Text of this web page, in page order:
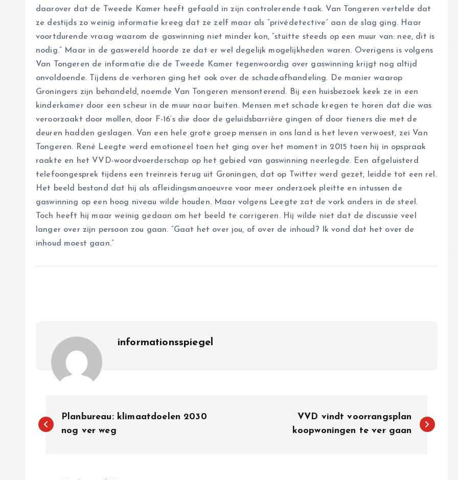
daarover dat de Tweede Kamer heeft gefaald in zijn controlerende taak. Van Tongeren vertelde dat
ze destijds zo weinig informatie kreeg dat ze zelf maar als “privédetective” aan de slag ging. Haar
voortdurende vraag waarom de gaswinning niet minder kon, “stuitte steeds op een muur van: nee, dit is
nodig.” Maar in de gaswereld hoorde ze dat er wel degelijk mogelijkheden waren. Overigens is volgens
Van Tongeren de informatie die de Tweede Kamer tegenwoordig over gaswinning krijgt nog altijd
onvoldoende. Tijdens de verhoren ging het ook over de schadeafhandeling. De manier waarop
Groningers zijn behandeld, noemde Van Tongeren mensonterend. Bij een huisbezoek keek ze in een
kinderkamer door een scheur in de muur naar buiten. Mensen met schade kregen te horen dat die was
veroorzaakt door mollen, door F-16’s die door de geluidsbarrière gingen of door tieners die met de
deuren hadden geslagen. Van een hele grote groep mensen in ons land is het leven verwoest, zei Van
Tongeren. René Leegte werd emotioneel toen het ging over het moment in 2015 toen hij in opspraak
raakte en het VVD-woordvoerderschap op het gebied van gaswinning neerlegde. Een afgeluisterd
telefoongesprek tijdens een treinreis terug uit Groningen, dat op Twitter werd gezet, leidde tot een rel.
Het beeld bestond dat hij als afleidingsmanoeuvre voor meer onderzoek pleitte en intussen de
gaswinning op een hoog niveau wilde houden. Maar volgens Leegte zat de vork anders in de steel.
Toch heeft hij maar weinig gedaan om het beeld te corrigeren. Hij wilde niet dat de discussie veel
langer over zijn persoon zou gaan. “Gaat het over jou, of over de inhoud? Ik vond dat het over de
inhoud moest gaan.”
informationsspiegel
o
Planbureau: klimaatdoelen 2030
nog ver weg
VVD vindt voorrangsplan
koopwoningen te ver gaan